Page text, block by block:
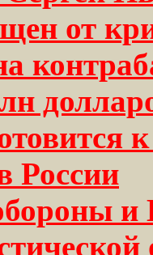
от
России
и